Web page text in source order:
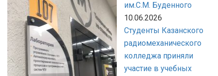
им.С.М. Буденного
10.06.2026
Студенты Казанского
радиомеханического
колледжа приняли
участие в учебных